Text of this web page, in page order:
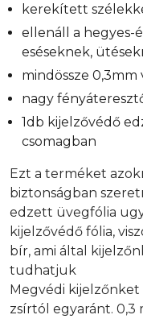
kerekített
ellenáll a hegyes-
eséseknek,
mindössze 0,3mm
nagy
1db kijelzővédő
csomagban
Ezt a terméket
biztonságban
edzett üvegfólia
kijelzővédő fólia,
bír, ami által
tudhatjuk
Megvédi
zsírtól egyaránt. 0,3